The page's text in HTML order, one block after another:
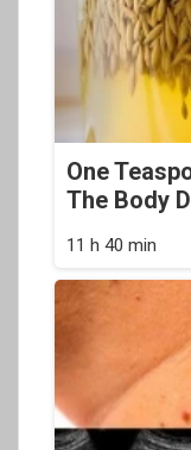
One
The Body
11 h 40 min